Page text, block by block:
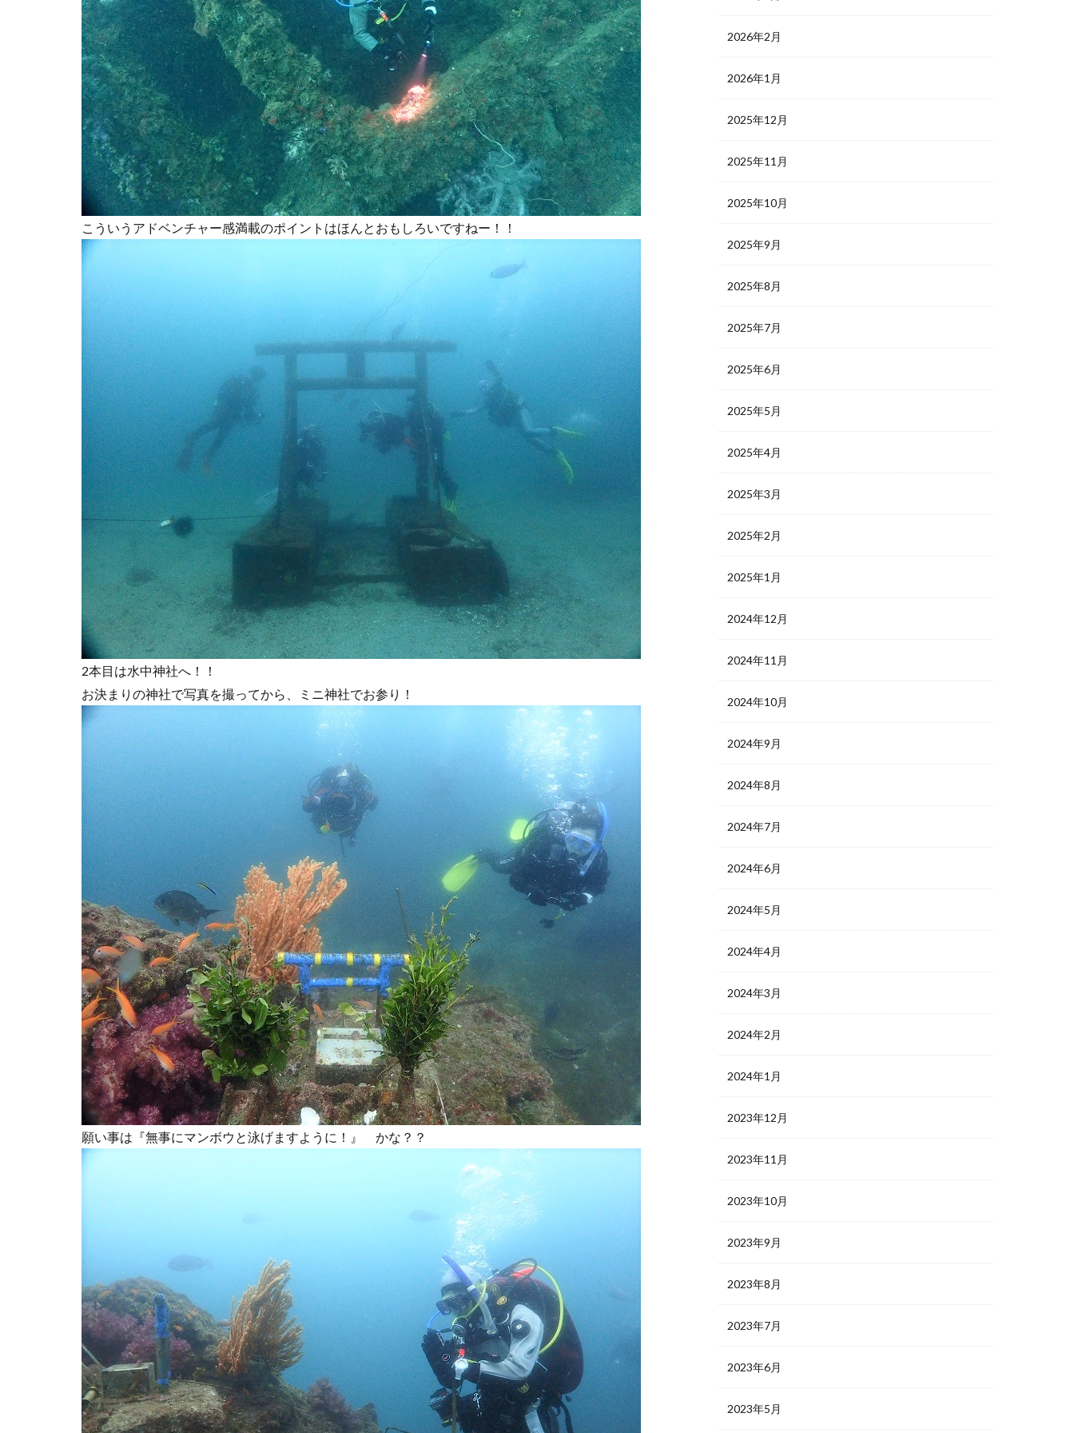
こういうアドベンチャー感満載のポイントはほんとおもしろいですねー！！
2本目は水中神社へ！！
お決まりの神社で写真を撮ってから、ミニ神社でお参り！
願い事は『無事にマンボウと泳げますように！』 かな？？
2026年2月
2026年1月
2025年12月
2025年11月
2025年10月
2025年9月
2025年8月
2025年7月
2025年6月
2025年5月
2025年4月
2025年3月
2025年2月
2025年1月
2024年12月
2024年11月
2024年10月
2024年9月
2024年8月
2024年7月
2024年6月
2024年5月
2024年4月
2024年3月
2024年2月
2024年1月
2023年12月
2023年11月
2023年10月
2023年9月
2023年8月
2023年7月
2023年6月
2023年5月